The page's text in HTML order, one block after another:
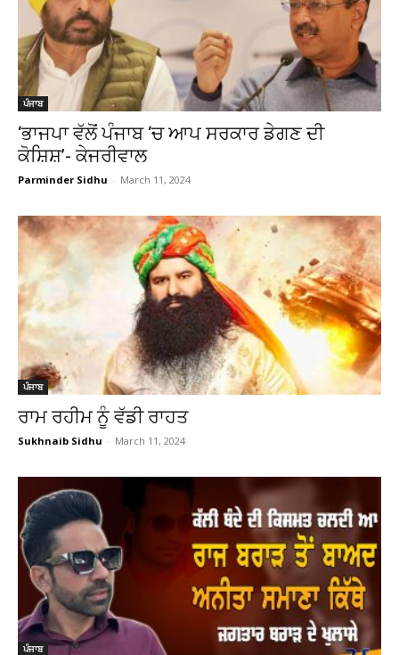
ਪੰਜਾਬ
‘ਭਾਜਪਾ ਵੱਲੋਂ ਪੰਜਾਬ ‘ਚ ਆਪ ਸਰਕਾਰ ਡੇਗਣ ਦੀ
ਕੋਸ਼ਿਸ਼’- ਕੇਜਰੀਵਾਲ
Parminder Sidhu - March 11, 2024
ਪੰਜਾਬ
ਰਾਮ ਰਹੀਮ ਨੂੰ ਵੱਡੀ ਰਾਹਤ
Sukhnaib Sidhu - March 11, 2024
ਪੰਜਾਬ